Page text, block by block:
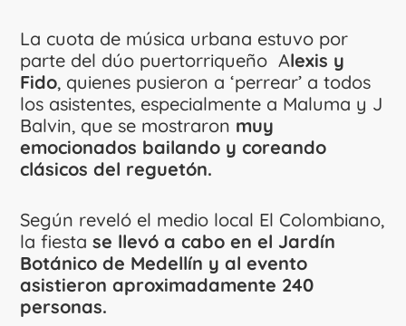
La cuota de música urbana estuvo por
parte del dúo puertorriqueño Alexis y
Fido, quienes pusieron a ‘perrear’ a todos
los asistentes, especialmente a Maluma y J
Balvin, que se mostraron muy
emocionados bailando y coreando
clásicos del reguetón.
Según reveló el medio local El Colombiano,
la fiesta se llevó a cabo en el Jardín
Botánico de Medellín y al evento
asistieron aproximadamente 240
personas.